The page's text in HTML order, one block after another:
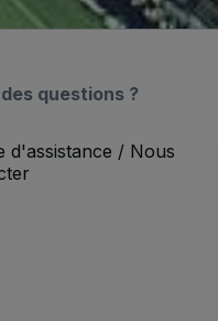
questions ?
d'assistance / Nous